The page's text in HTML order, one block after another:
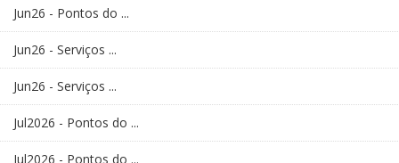
Jun26 - Pontos do ...
Jun26 - Serviços ...
Jun26 - Serviços ...
Jul2026 - Pontos do ...
Jul2026 - Pontos do ...